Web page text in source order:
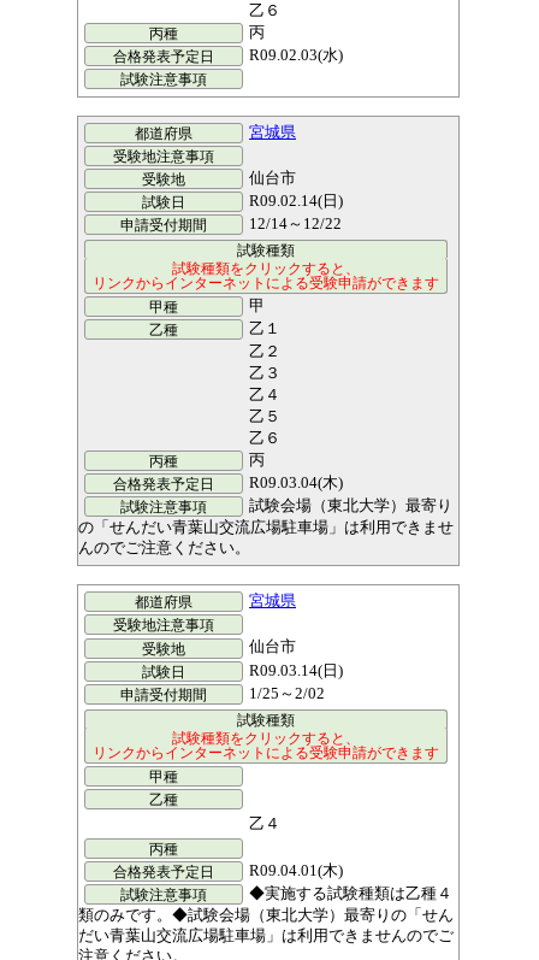
乙６
丙
R09.02.03(水)
宮城県
仙台市
R09.02.14(日)
12/14～12/22
甲
乙１
乙２
乙３
乙４
乙５
乙６
丙
R09.03.04(木)
試験会場（東北大学）最寄り
の「せんだい青葉山交流広場駐車場」は利用できませ
んのでご注意ください。
宮城県
仙台市
R09.03.14(日)
1/25～2/02
乙４
R09.04.01(木)
◆実施する試験種類は乙種４
類のみです。◆試験会場（東北大学）最寄りの「せん
だい青葉山交流広場駐車場」は利用できませんのでご
注意ください。